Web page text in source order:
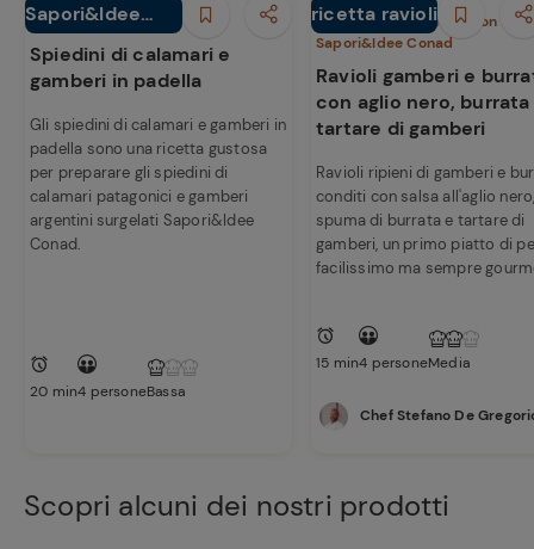
Sapori&Idee
Conad
Secondi piatti
Spiedini di calamari e
gamberi in padella
Gli spiedini di calamari e gamberi in
padella sono una ricetta gustosa
per preparare gli spiedini di
calamari patagonici e gamberi
argentini surgelati Sapori&Idee
Conad.
20 min4 personeBassa
ricetta ravioli
Primi piatti In cucina con
Sapori&Idee Conad
Ravioli gamberi e
con aglio nero, burrata
tartare di gamberi
Ravioli ripieni di gamberi e
conditi con salsa all'aglio
spuma di burrata e tartare di
gamberi, un primo piatto di
facilissimo ma sempre
15 min4 personeMedia
Chef Stefano De
Scopri alcuni dei nostri prodotti